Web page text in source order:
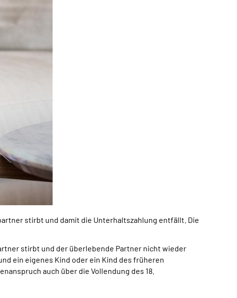
stirbt und damit die Unterhaltszahlung entfällt. Die
stirbt und der überlebende Partner nicht wieder
ein eigenes Kind oder ein Kind des früheren
auch über die Vollendung des 18.